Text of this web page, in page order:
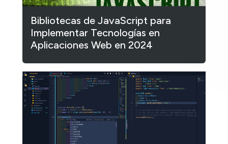
Bibliotecas de JavaScript para
Implementar Tecnologías en
Aplicaciones Web en 2024